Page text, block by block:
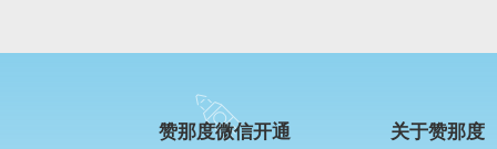
赞那度微信开通 关于赞那度